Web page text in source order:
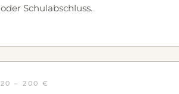
oder Schulabschluss.
20 – 200 €